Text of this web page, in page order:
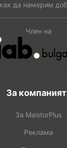
да намерим
Член на
За
За MaistorPlus
Реклама